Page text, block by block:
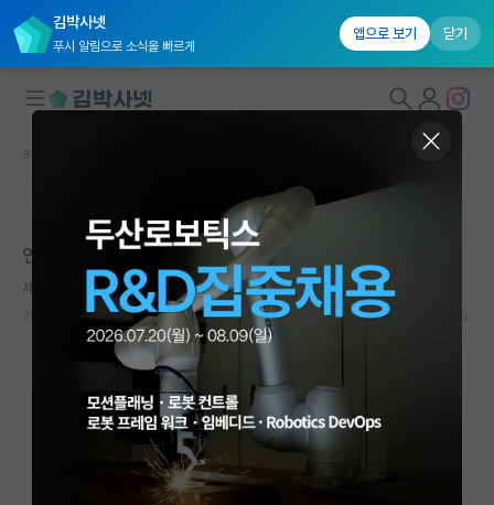
김박사넷
푸시 알림으로 소식을 빠르게
앱으로 보기 닫기
국내대학원 정보
연구실&오픈랩
커뮤니티
커뮤니티 홈
전체글보기
베스트 게시판
IF 명예의전당
커뮤니티 홈
본문이 수정되지 않는 박제글입니다.
연구실 생활을 맞게 하고 있는 것인지 궁금합니다.
세심한 박경리
2023.12.23 18 4875